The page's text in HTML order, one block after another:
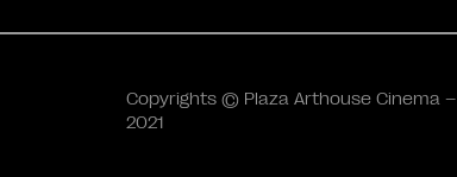
Copyrights © Plaza Arthouse Cinema –
2021